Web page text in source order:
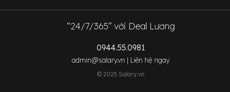
“24/7/365” với Deal Lương
0944.55.0981
admin@salary.vn | Liên hệ ngay
© 2025 Salary.vn